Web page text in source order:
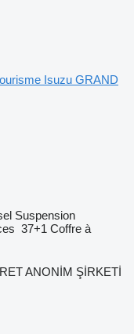
Isuzu GRAND
Suspension
37+1 Coffre à
ANONİM ŞİRKETİ